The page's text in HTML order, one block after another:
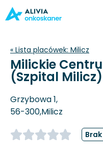
« Lista placówek: Milicz
Milickie
(Szpital Milicz)
Grzybowa 1,
56-300,Milicz